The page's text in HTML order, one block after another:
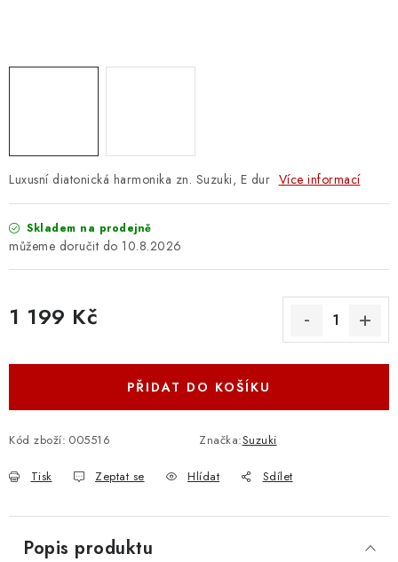
ZÁSADY ZPRACOVÁNÍ OSOBNÍCH ÚDAJŮ
OBCHODNÍ PODMÍNKY
ODSTOUPENÍ OD SMLOUVY
Luxusní diatonická harmonika zn. Suzuki, E dur Více informací
Skladem na prodejně
10.8.2026
1 199 Kč
PŘIDAT DO KOŠÍKU
Kód zboží: 005516 Značka:Suzuki
Tisk Zeptat se Hlídat Sdílet
Popis produktu